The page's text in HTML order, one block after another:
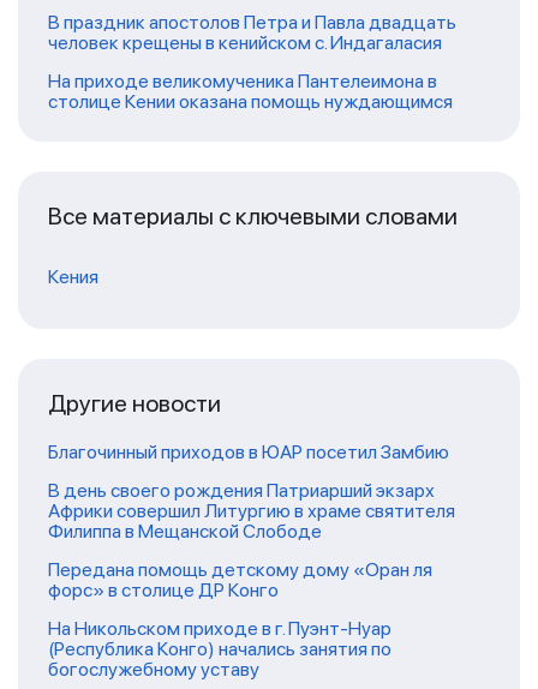
В праздник апостолов Петра и Павла двадцать
человек крещены в кенийском с. Индагаласия
На приходе великомученика Пантелеимона в
столице Кении оказана помощь нуждающимся
Все материалы с ключевыми словами
Кения
Другие новости
Благочинный приходов в ЮАР посетил Замбию
В день своего рождения Патриарший экзарх
Африки совершил Литургию в храме святителя
Филиппа в Мещанской Слободе
Передана помощь детскому дому «Оран ля
форс» в столице ДР Конго
На Никольском приходе в г. Пуэнт-Нуар
(Республика Конго) начались занятия по
богослужебному уставу